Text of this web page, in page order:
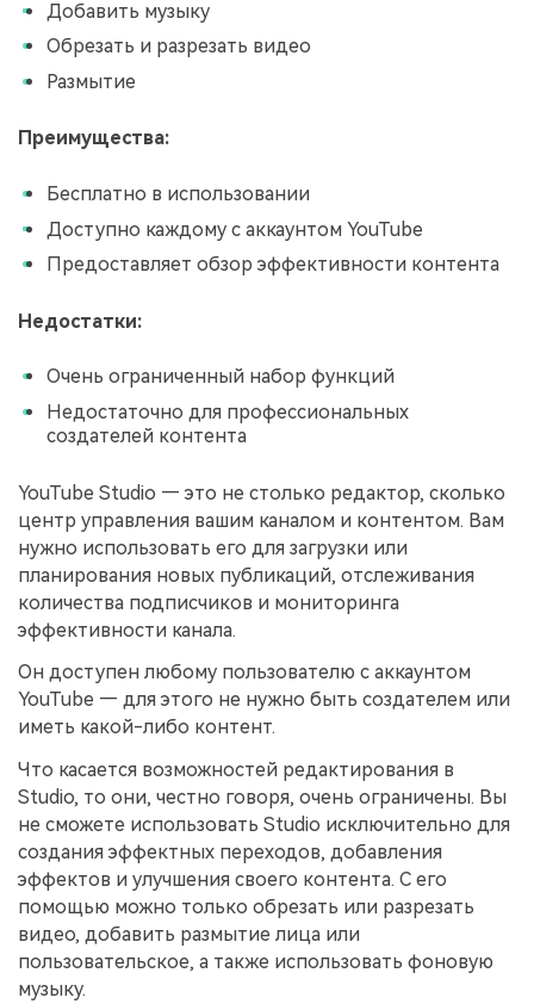
Добавить музыку
Обрезать и разрезать видео
Размытие
Преимущества:
Бесплатно в использовании
Доступно каждому с аккаунтом YouTube
Предоставляет обзор эффективности контента
Недостатки:
Очень ограниченный набор функций
Недостаточно для профессиональных
создателей контента
YouTube Studio — это не столько редактор, сколько
центр управления вашим каналом и контентом. Вам
нужно использовать его для загрузки или
планирования новых публикаций, отслеживания
количества подписчиков и мониторинга
эффективности канала.
Он доступен любому пользователю с аккаунтом
YouTube — для этого не нужно быть создателем или
иметь какой-либо контент.
Что касается возможностей редактирования в
Studio, то они, честно говоря, очень ограничены. Вы
не сможете использовать Studio исключительно для
создания эффектных переходов, добавления
эффектов и улучшения своего контента. С его
помощью можно только обрезать или разрезать
видео, добавить размытие лица или
пользовательское, а также использовать фоновую
музыку.